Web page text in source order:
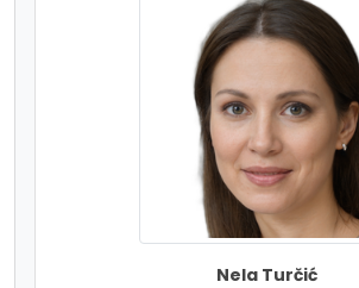
Nela Turčić